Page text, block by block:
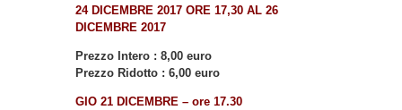
24 DICEMBRE 2017 ORE 17,30 AL 26
DICEMBRE 2017
Prezzo Intero : 8,00 euro
Prezzo Ridotto : 6,00 euro
GIO 21 DICEMBRE – ore 17.30